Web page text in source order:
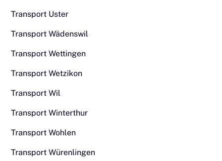
Transport Uster
Transport Wädenswil
Transport Wettingen
Transport Wetzikon
Transport Wil
Transport Winterthur
Transport Wohlen
Transport Würenlingen